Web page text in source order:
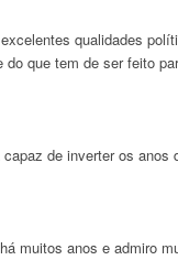
qualidades
que tem de ser feito
de inverter os
muitos anos e admiro